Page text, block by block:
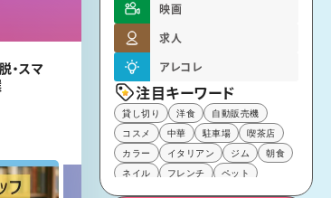
映画
求人
アレコレ
注目キーワード
貸し切り 洋食
自動販売機
コスメ
中華 駐車場
喫茶店
カラー
イタリアン ジム
朝食
ネイル
フレンチ
ペット
・スマ